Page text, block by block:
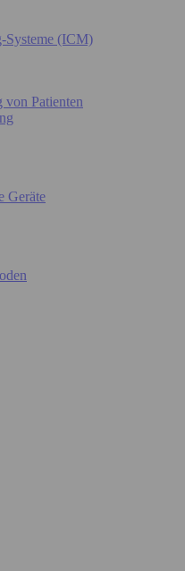
Systeme (ICM)
von Patienten
Geräte